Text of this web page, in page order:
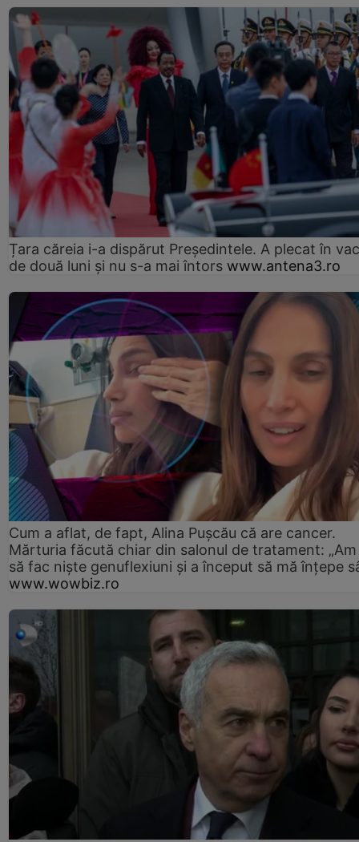
Țara căreia i-a dispărut Președintele. A plecat în
de două luni și nu s-a mai întors www.antena3.ro
Cum a aflat, de fapt, Alina Pușcău că are cancer.
Mărturia făcută chiar din salonul de tratament:
să fac niște genuflexiuni și a început să mă înțepe
www.wowbiz.ro